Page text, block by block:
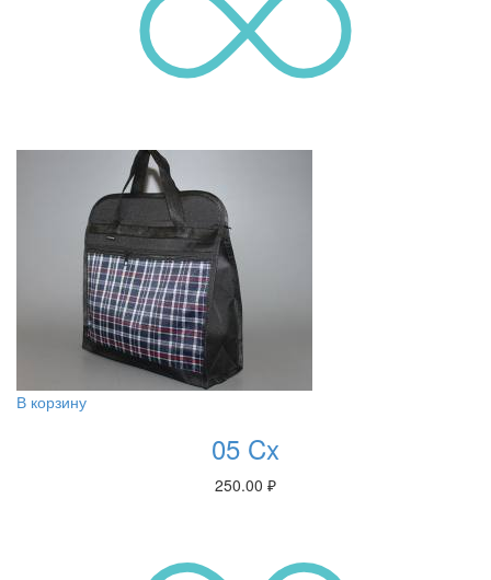
В корзину
05 Cx
250.00 ₽